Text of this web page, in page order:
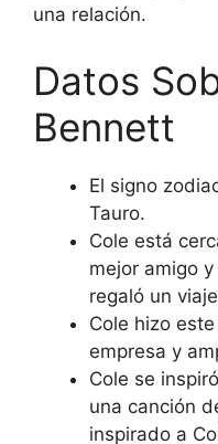
una relación.
Datos
Bennett
El signo
Tauro.
Cole está
mejor amigo
regaló un
Cole hizo
empresa y
Cole se
una canción
inspirado a